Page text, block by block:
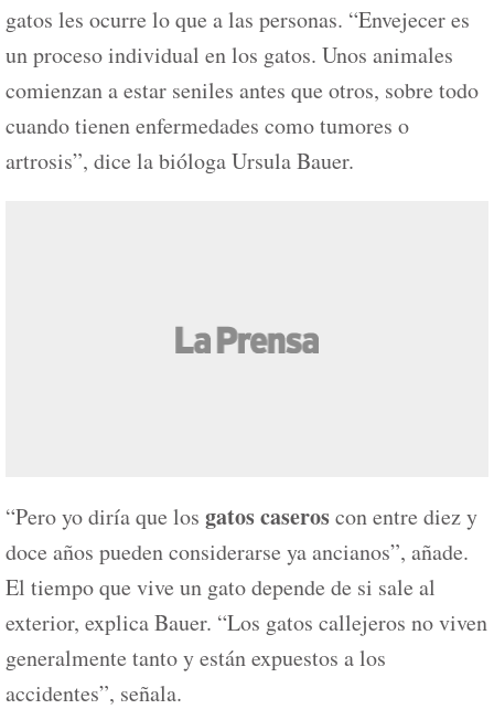
gatos les ocurre lo que a las personas. “Envejecer es
un proceso individual en los gatos. Unos animales
comienzan a estar seniles antes que otros, sobre todo
cuando tienen enfermedades como tumores o
artrosis”, dice la bióloga Ursula Bauer.
“Pero yo diría que los gatos caseroscon entre diez y
doce años pueden considerarse ya ancianos”, añade.
El tiempo que vive un gato depende de si sale al
exterior, explica Bauer. “Los gatos callejeros no viven
generalmente tanto y están expuestos a los
accidentes”, señala.